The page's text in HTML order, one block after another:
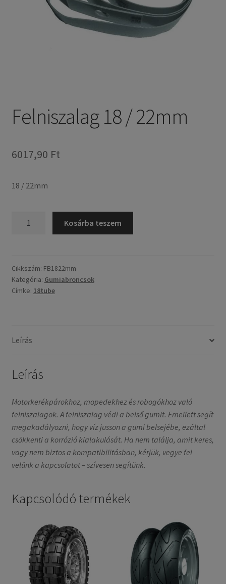
Felniszalag 18 / 22mm
6017,90 Ft
18 / 22mm
mennyiség
Kosárba teszem
Cikkszám: FB1822mm
Kategória: Gumiabroncsok
Címke: 18tube
Leírás
Leírás
Motorkerékpárokhoz, mopedekhez és robogókhoz való
felniszalagok. A felniszalag védi a belső gumit. Emellett segít
megakadályozni, hogy víz jusson a gumi belsejébe, ezáltal
csökkenti a korrózió kialakulását. Ha nem találja, amit keres,
vagy nem biztos a kompatibilitásban, kérjük, vegye fel
velünk a kapcsolatot – szívesen segítünk.
Kapcsolódó termékek